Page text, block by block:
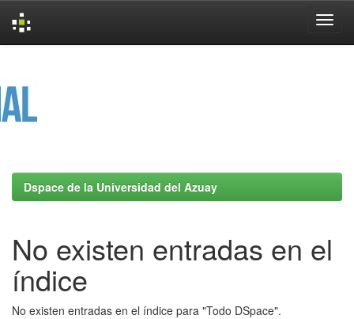
Dspace de la Universidad del Azuay
No existen entradas en el
índice
No existen entradas en el índice para "Todo DSpace".